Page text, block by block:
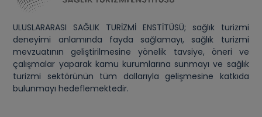
ULUSLARARASI SAĞLIK TURİZMİ ENSTİTÜSÜ; sağlık turizmi
deneyimi anlamında fayda sağlamayı, sağlık turizmi
mevzuatının geliştirilmesine yönelik tavsiye, öneri ve
çalışmalar yaparak kamu kurumlarına sunmayı ve sağlık
turizmi sektörünün tüm dallarıyla gelişmesine katkıda
bulunmayı hedeflemektedir.